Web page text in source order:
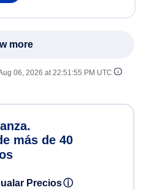
more
06, 2026 at 22:51:55 PM UTC
más de 40
Preciosⓘ